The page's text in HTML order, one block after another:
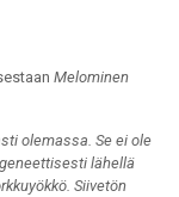
Melominen
olemassa. Se ei ole
lähellä
Siivetön